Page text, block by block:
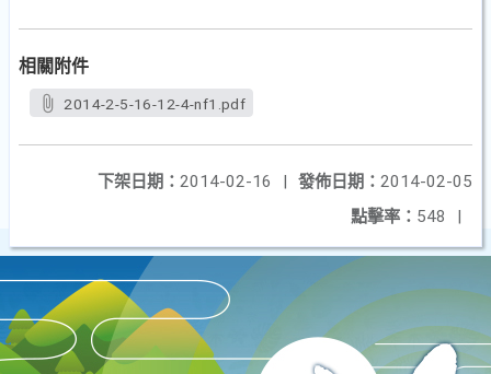
相關附件
2014-2-5-16-12-4-nf1.pdf
發佈日期： 2014-02-05
下架日期： 2014-02-16
|
點擊率： 548 |